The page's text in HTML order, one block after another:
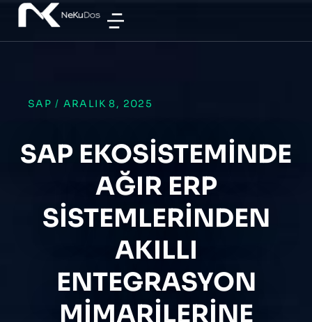
SAP / ARALIK 8, 2025
SAP EKOSISTEMINDE
AĞIR ERP
SISTEMLERINDEN
AKILLI
ENTEGRASYON
MIMARILERINE